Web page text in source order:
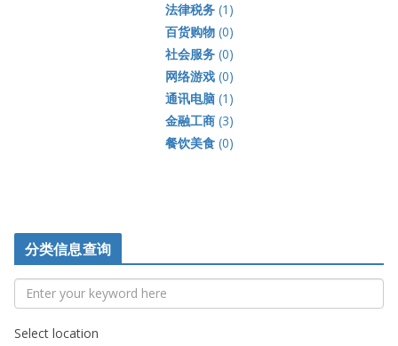
法律税务(1)
百货购物(0)
社会服务(0)
网络游戏(0)
通讯电脑(1)
金融工商(3)
餐饮美食(0)
分类信息查询
Select location